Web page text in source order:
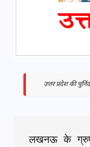
उत्तर प्रदेश की
लखनऊ के